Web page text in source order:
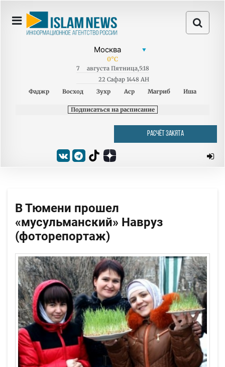
0°C
7 августа Пятница,5:18
22 Сафар 1448 AH
Фаджр
Восход Зухр Аср Магриб Иша
Подписаться на расписание
РАСЧЁТ ЗАКЯТА
В Тюмени прошел
«мусульманский» Навруз
(фоторепортаж)